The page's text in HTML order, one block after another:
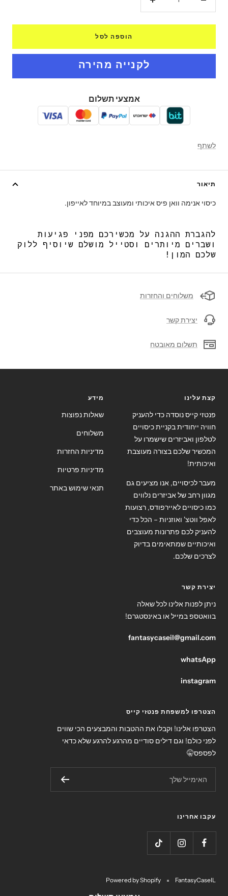
הגדל
הוספה לסל
אמצעי תשלום
לשתף
תיאור
כיסוי אנימה וואן פיס איכותי ומעוצב במיוחד לאייפון.
להגברת ההגנה על מכשירכם מפני פגיעות
ושברים מיותרים וסטייל מושלם שיוסיף ללוק
שלכם המון!
משלוחים והחזרות
יצירת קשר
תשלום מאובטח
קצת עלינו
פנטזי קייס נוסדה כדי להעניק
חוויה ייחודית בקניית כיסויים
לטלפון ואביזרים שישמרו על
המכשיר שלכם בצורה מעוצבת
ואיכותית!
מעבר לכיסויים, אנו מציעים גם
מגוון רחב של אביזרים נלווים
כמו כיסויים לאיירפודס, רצועות
לאפל ווטצ' ואוזניות – הכל כדי
להעניק לכם פתרונות מעוצבים
ואיכותיים שמתאימים בדיוק
לצרכים שלכם.
מידע
שאלות נפוצות
משלוחים
מדיניות החזרות
מדיניות פרטיות
תנאי שימוש באתר
יצירת קשר
ניתן לפנות אלינו לכל שאלה
בוואטספ במייל או באינסטגרם!
fantasycaseil@gmail.com
whatsApp
instagram
הצטרפו למשפחת פנטזי קייס
הצטרפו אלינו! וקבלו את ההטבות והמבצעים הכי שווים
לפני כולם! וגם דילים סודיים מהרגע להרגע שלא כדאי
לפספס🤫
האימייל שלך
עקבו אחרינו
FantasyCaseIL
Powered by Shopify